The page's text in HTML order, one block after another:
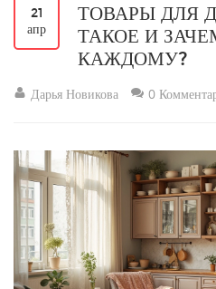
21
апр
ТОВАРЫ ДЛЯ
ТАКОЕ И
КАЖДОМУ?
Дарья Новикова 0